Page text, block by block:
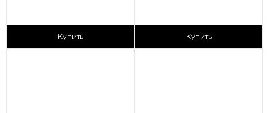
2
Купить
2
Купить